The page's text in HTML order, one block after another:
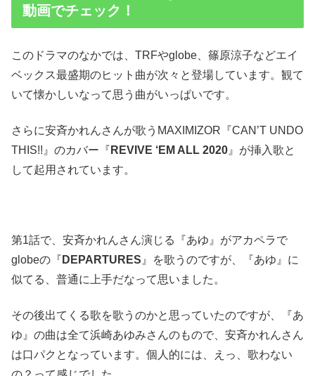
動画でチェック！
このドラマのなかでは、TRFやglobe、篠原涼子などエイ
ベックス最盛期のヒット曲が次々と登場しています。観て
いて懐かしいなって思う曲がいっぱいです。
さらに安斉かれんさんが歌うMAXIMIZOR『CAN’T UNDO
THIS!!』のカバー『 REVIVE ‘EM ALL 2020 』が挿入歌と
して起用されています。
第1話で、安斉かれんさん演じる『あゆ』がアカペラで
globeの『 DEPARTURES 』を歌うのですが、『あゆ』に
似てる、普通に上手だなって思いました。
その後出てくる歌を歌うのかと思っていたのですが、『あ
ゆ』の曲は全て浜崎あゆみさんのもので、安斉かれんさん
は口パクとなっています。個人的には、えっ、歌わない